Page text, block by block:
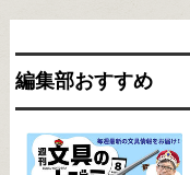
編集部おすすめ